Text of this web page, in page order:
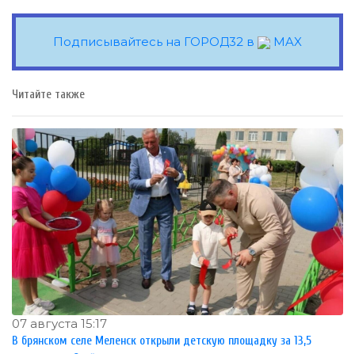
Подписывайтесь на ГОРОД32 в MAX
Читайте также
07 августа 15:17
В брянском селе Меленск открыли детскую площадку за 13,5